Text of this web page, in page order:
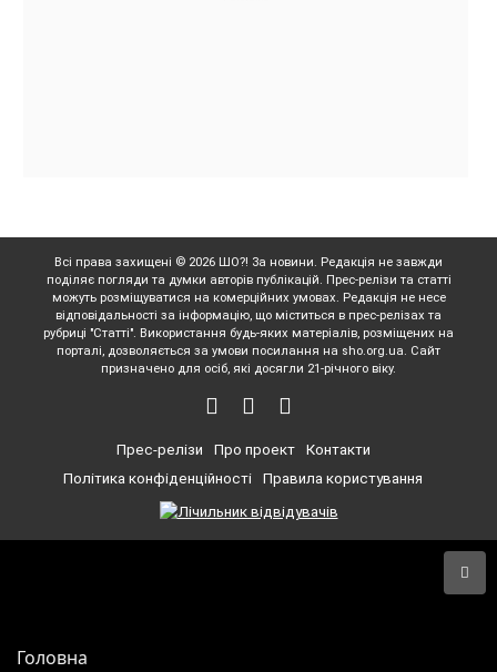
Всі права захищені © 2026 ШО?! За новини. Редакція не завжди
поділяє погляди та думки авторів публікацій. Прес-релізи та статті
можуть розміщуватися на комерційних умовах. Редакція не несе
відповідальності за інформацію, що міститься в прес-релізах та
рубриці "Статті". Використання будь-яких матеріалів, розміщених на
порталі, дозволяється за умови посилання на sho.org.ua. Сайт
призначено для осіб, які досягли 21-річного віку.
Прес-релізи Про проект
Контакти
Політика конфіденційності
Правила користування
Головна